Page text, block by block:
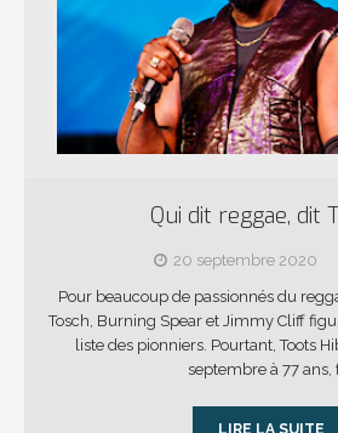
Qui dit reggae, dit
20 septembre 2020
Pour beaucoup de passionnés du
Tosch, Burning Spear et Jimmy Cliff
liste des pionniers. Pourtant, Toots
septembre à 77 ans,